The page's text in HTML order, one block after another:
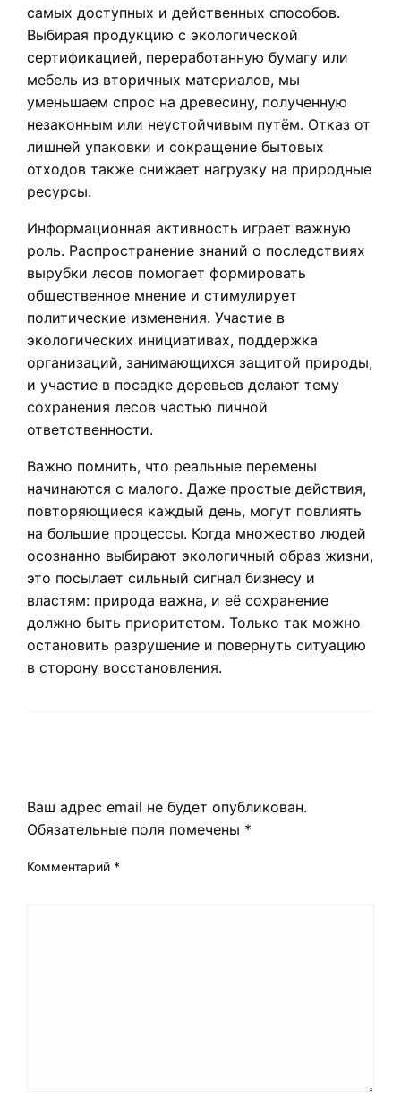
самых доступных и действенных способов.
Выбирая продукцию с экологической
сертификацией, переработанную бумагу или
мебель из вторичных материалов, мы
уменьшаем спрос на древесину, полученную
незаконным или неустойчивым путём. Отказ от
лишней упаковки и сокращение бытовых
отходов также снижает нагрузку на природные
ресурсы.
Информационная активность играет важную
роль. Распространение знаний о последствиях
вырубки лесов помогает формировать
общественное мнение и стимулирует
политические изменения. Участие в
экологических инициативах, поддержка
организаций, занимающихся защитой природы,
и участие в посадке деревьев делают тему
сохранения лесов частью личной
ответственности.
Важно помнить, что реальные перемены
начинаются с малого. Даже простые действия,
повторяющиеся каждый день, могут повлиять
на большие процессы. Когда множество людей
осознанно выбирают экологичный образ жизни,
это посылает сильный сигнал бизнесу и
властям: природа важна, и её сохранение
должно быть приоритетом. Только так можно
остановить разрушение и повернуть ситуацию
в сторону восстановления.
Ваш адрес email не будет опубликован.
Обязательные поля помечены *
Комментарий *